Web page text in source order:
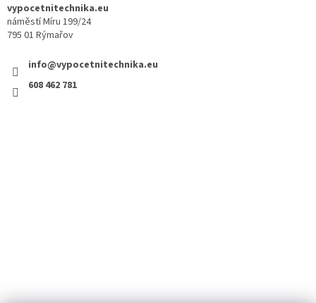
vypocetnitechnika.eu
náměstí Míru 199/24
795 01 Rýmařov
info@vypocetnitechnika.eu
608 462 781